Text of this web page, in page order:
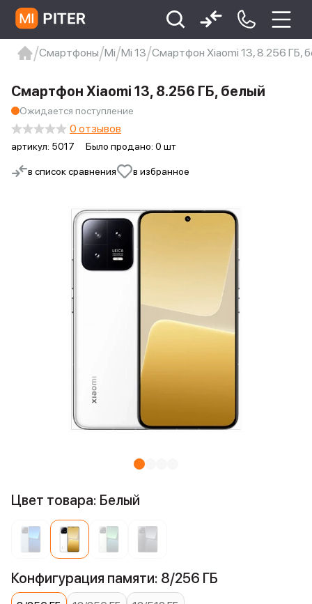
Xiaomi 9 про
xiaomi redmi 12c
Смартфоны Mi Mi 13 Смартфон Xiaomi 13, 8.256 ГБ,
в список сравнения в избранное
Смартфон Xiaomi 13, 8.256 ГБ, белый
Ожидается поступление
артикул: 5017 Было продано: 0 шт
0 отзывов
Цвет товара: Белый
Конфигурация памяти: 8/256 ГБ